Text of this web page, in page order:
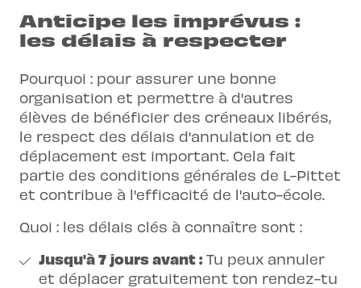
Anticipe les imprévus :
les délais à respecter
Pourquoi : pour assurer une bonne
organisation et permettre à d'autres
élèves de bénéficier des créneaux libérés,
le respect des délais d'annulation et de
déplacement est important. Cela fait
partie des conditions générales de L-Pittet
et contribue à l'efficacité de l'auto-école.
Quoi : les délais clés à connaître sont :
Jusqu'à 7 jours avant : Tu peux annuler
et déplacer gratuitement ton rendez-tu